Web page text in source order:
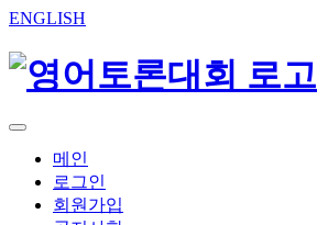
ENGLISH
메인
로그인
회원가입